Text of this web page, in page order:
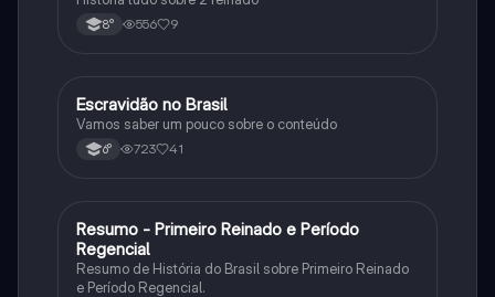
8° 556 9
História
Escravidão no Brasil
Vamos saber um pouco sobre o conteúdo
6° 723 41
História
Resumo - Primeiro Reinado e Período
Regencial
Resumo de História do Brasil sobre Primeiro Reinado
e Período Regencial.